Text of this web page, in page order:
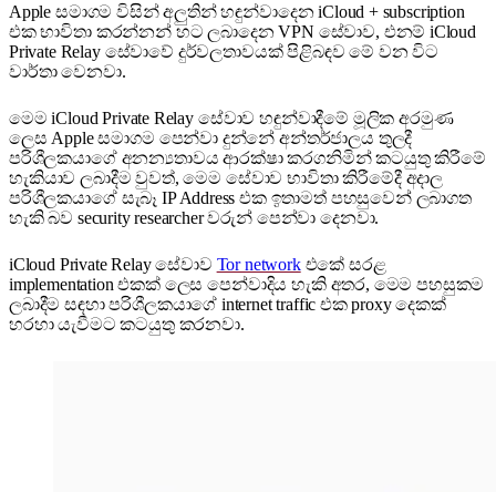
Apple සමාගම විසින් අලුතින් හඳුන්වාදෙන iCloud + subscription
එක භාවිතා කරන්නන් හට ලබාදෙන VPN සේවාව, එනම් iCloud
Private Relay සේවාවේ දුර්වලතාවයක් පිළිබඳව මේ වන විට
වාර්තා වෙනවා.
මෙම iCloud Private Relay සේවාව හඳුන්වාදීමේ මූලික අරමුණ
ලෙස Apple සමාගම පෙන්වා දුන්නේ අන්තර්ජාලය තුලදී
පරිශීලකයාගේ අනන්‍යතාවය ආරක්ෂා කරගනිමින් කටයුතු කිරීමේ
හැකියාව ලබාදීම වුවත්, මෙම සේවාව භාවිතා කිරීමේදී අදාල
පරිශීලකයාගේ සැබෑ IP Address එක ඉතාමත් පහසුවෙන් ලබාගත
හැකි බව security researcher වරුන් පෙන්වා දෙනවා.
iCloud Private Relay සේවාව Tor networkඑකේ සරළ
implementation එකක් ලෙස පෙන්වාදිය හැකි අතර, මෙම පහසුකම
ලබාදීම සඳහා පරිශීලකයාගේ internet traffic එක proxy දෙකක්
හරහා යැවීමට කටයුතු කරනවා.